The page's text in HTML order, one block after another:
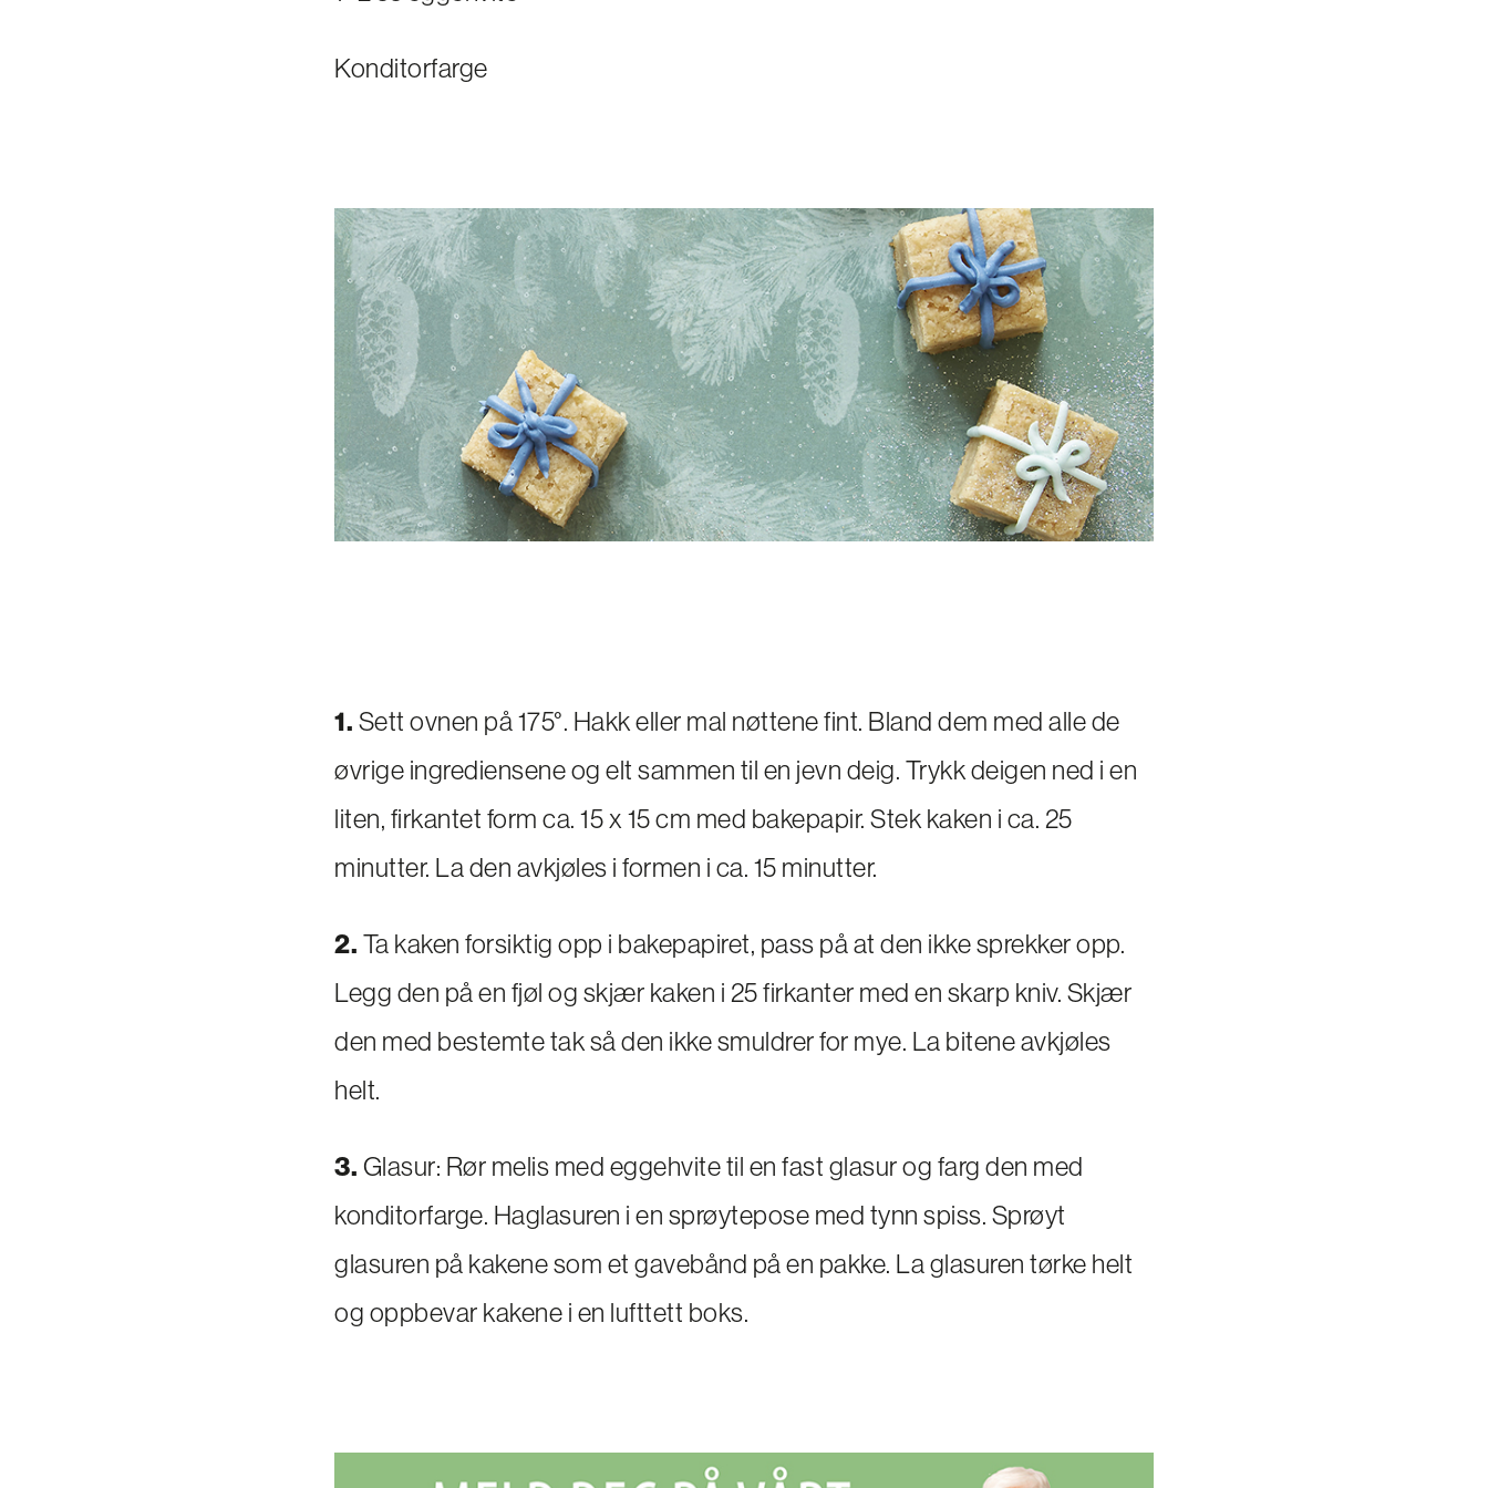
Konditorfarge
1. Sett ovnen på 175°. Hakk eller mal nøttene fint. Bland dem med alle de
øvrige ingrediensene og elt sammen til en jevn deig. Trykk deigen ned i en
liten, firkantet form ca. 15 x 15 cm med bakepapir. Stek kaken i ca. 25
minutter. La den avkjøles i formen i ca. 15 minutter.
2. Ta kaken forsiktig opp i bakepapiret, pass på at den ikke sprekker opp.
Legg den på en fjøl og skjær kaken i 25 firkanter med en skarp kniv. Skjær
den med bestemte tak så den ikke smuldrer for mye. La bitene avkjøles
helt.
3. Glasur: Rør melis med eggehvite til en fast glasur og farg den med
konditorfarge. Haglasuren i en sprøytepose med tynn spiss. Sprøyt
glasuren på kakene som et gavebånd på en pakke. La glasuren tørke helt
og oppbevar kakene i en lufttett boks.